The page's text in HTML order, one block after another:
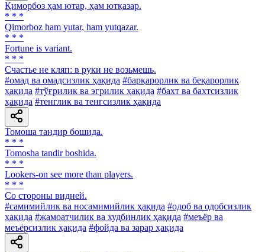
Қиморбоз ҳам ютар, ҳам ютқазар.
* * *
Qimorboz ham yutar, ham yutqazar.
* * *
Fortune is variant.
* * *
Счастье не кляп: в руки не возьмешь.
#омад ва омадсизлик ҳақида #барқарорлик ва беқарорлик
ҳақида #тўғрилик ва эгрилик ҳақида #бахт ва бахтсизлик
ҳақида #тенглик ва тенгсизлик ҳақида
Томоша тандир бошида.
* * *
Tomosha tandir boshida.
* * *
Lookers-on see more than players.
* * *
Co стороны видней.
#самимийлик ва носамимийлик ҳақида #одоб ва одобсизлик
ҳақида #жамоатчилик ва худбинлик ҳақида #меъёр ва
меъёрсизлик ҳақида #фойда ва зарар ҳақида